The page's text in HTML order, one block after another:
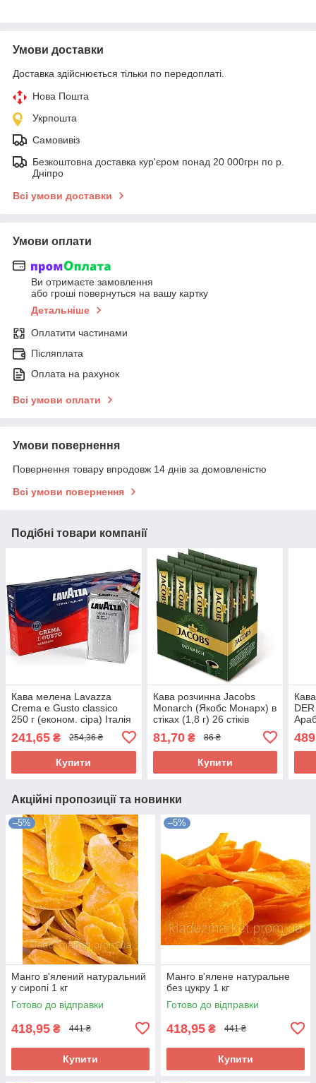
Умови доставки
Доставка здійснюється тільки по передоплаті.
Нова Пошта
Укрпошта
Самовивіз
Безкоштовна доставка кур'єром понад 20 000грн по р.
Дніпро
Всі умови доставки
Умови оплати
Ви отримаєте замовлення
або гроші повернуться на вашу картку
Детальніше
Оплатити частинами
Післяплата
Оплата на рахунок
Всі умови оплати
Умови повернення
Повернення товару впродовж 14 днів за домовленістю
Всі умови повернення
Подібні товари компанії
Кава мелена Lavazza
Crema e Gusto classico
250 г (економ. сіра) Італія
241,65 ₴ 254,36 ₴
Купити
Кава розчинна Jacobs
Monarch (Якобс Монарх) в
стіках (1,8 г) 26 стіків
81,70₴ 86 ₴
Купити
Акційні пропозиції та новинки
–5%
Манго в'ялений натуральний
у сиропі 1 кг
Готово до відправки
418,95 ₴ 441 ₴
Купити
–5%
Манго в'ялене натуральне
без цукру 1 кг
Готово до відправки
418,95 ₴ 441 ₴
Купити